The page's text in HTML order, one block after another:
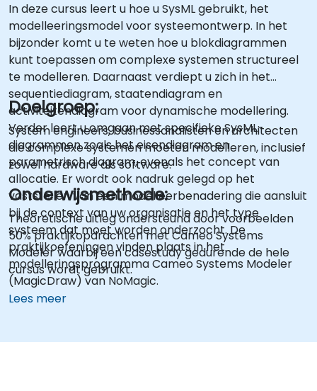
In deze cursus leert u hoe u SysML gebruikt, het
modelleeringsmodel voor systeemontwerp. In het
bijzonder komt u te weten hoe u blokdiagrammen
kunt toepassen om complexe systemen structureel
te modelleren. Daarnaast verdiept u zich in het
sequentiediagram, staatendiagram en
activiteitendiagram voor dynamische modellering.
Verder leert u omgaan met specifieke SysML-
diagrammen zoals het eisendiagram en
parametrisch diagram, evenals het concept van
allocatie. Er wordt ook nadruk gelegd op het
vaststellen van een modelleerbenadering die aansluit
bij de context van uw organisatie en het type
systeem dat moet worden onderzocht. De
praktijkoefeningen vinden plaats in het
modelleringsprogramma Cameo Systems Modeler
(MagicDraw) van NoMagic.
Doelgroep:
System engineers, businessanalisten en architecten
die complexe systemen moeten modelleren, inclusief
zowel hardware als software.
Onderwijsmethode:
Theoretische uitleg ondersteund door voorbeelden
50% praktijkopdrachten met Cameo Systems
Modeler waarbij een casestudy gedurende de hele
cursus wordt gebruikt.
Lees meer